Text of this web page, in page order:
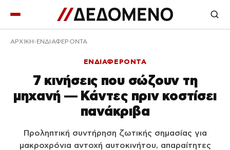
ΑΡΧΙΚΉ ΕΝΔΙΑΦΕΡΟΝΤΑ
ΕΝΔΙΑΦΕΡΟΝΤΑ
7 κινήσεις που σώζουν τη
μηχανή — Κάντες πριν κοστίσει
πανάκριβα
Προληπτική συντήρηση ζωτικής σημασίας για
μακροχρόνια αντοχή αυτοκινήτου, απαραίτητες